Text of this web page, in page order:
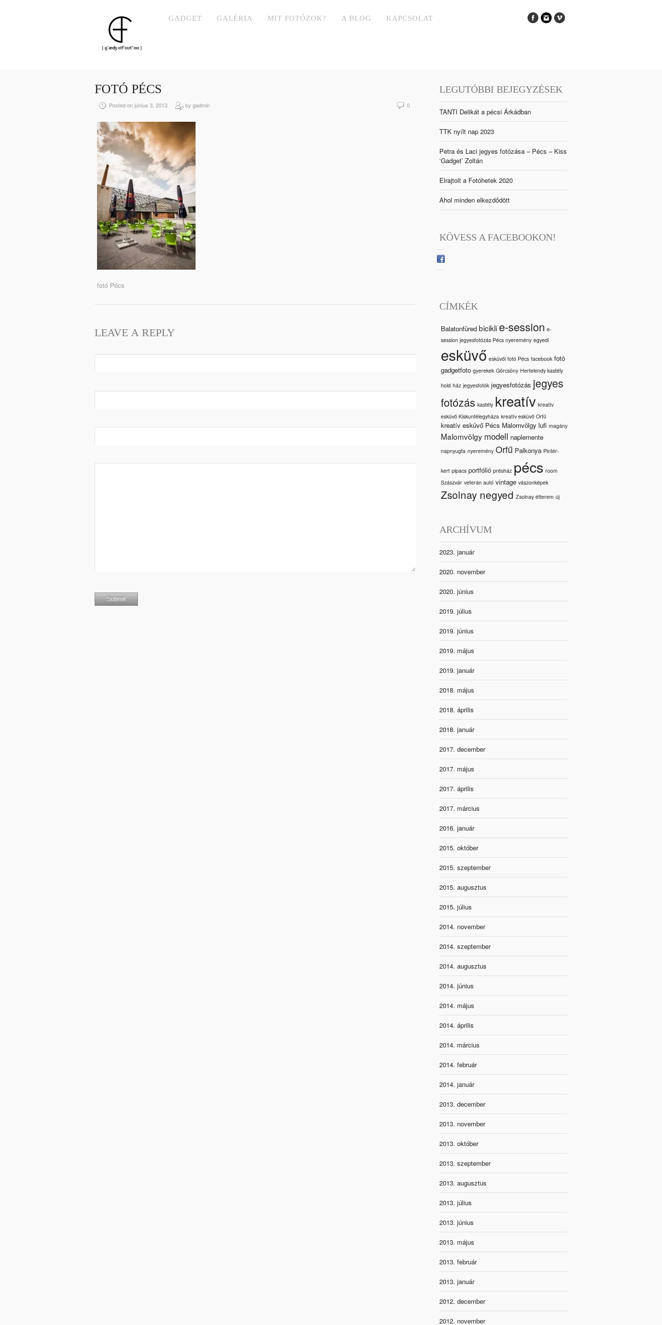
GADGET GALÉRIA MIT FOTÓZOK? A BLOG KAPCSOLAT
FOTÓ PÉCS
Posted on június 3, 2013 by gadmin 0
fotó Pécs
LEAVE A REPLY
LEGUTÓBBI BEJEGYZÉSEK
TANTI Delikát a pécsi Árkádban
TTK nyílt nap 2023
Petra és Laci jegyes fotózása – Pécs – Kiss
‘Gadget’ Zoltán
Elrajtolt a Fotóhetek 2020
Ahol minden elkezdődött
KÖVESS A FACEBOOKON!
CÍMKÉK
Balatonfüred bicikli e-session e-
session jegyesfotózás Pécs nyeremény egyedi
esküvő esküvői fotó Pécs facebook fotó
gadgetfoto gyerekek Görcsöny Hertelendy kastély
hold ház jegyesfotók jegyesfotózás jegyes
fotózás kastély kreatív kreatív
esküvő Kiskunfélegyháza kreatív esküvő Orfű
kreatív esküvő Pécs Malomvölgy lufi magány
Malomvölgy modell naplemente
napnyugta nyeremény Orfű Palkonya Pintér-
kert pipacs portfólió présház pécs room
Szászvár veterán autó vintage vászonképek
Zsolnay negyed Zsolnay étterem új
ARCHÍVUM
2023. január
2020. november
2020. június
2019. július
2019. június
2019. május
2019. január
2018. május
2018. április
2018. január
2017. december
2017. május
2017. április
2017. március
2016. január
2015. október
2015. szeptember
2015. augusztus
2015. július
2014. november
2014. szeptember
2014. augusztus
2014. június
2014. május
2014. április
2014. március
2014. február
2014. január
2013. december
2013. november
2013. október
2013. szeptember
2013. augusztus
2013. július
2013. június
2013. május
2013. február
2013. január
2012. december
2012. november